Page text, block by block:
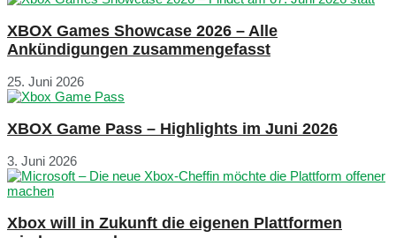
XBOX Games Showcase 2026 – Alle
Ankündigungen zusammengefasst
25. Juni 2026
XBOX Game Pass – Highlights im Juni 2026
3. Juni 2026
Xbox will in Zukunft die eigenen Plattformen